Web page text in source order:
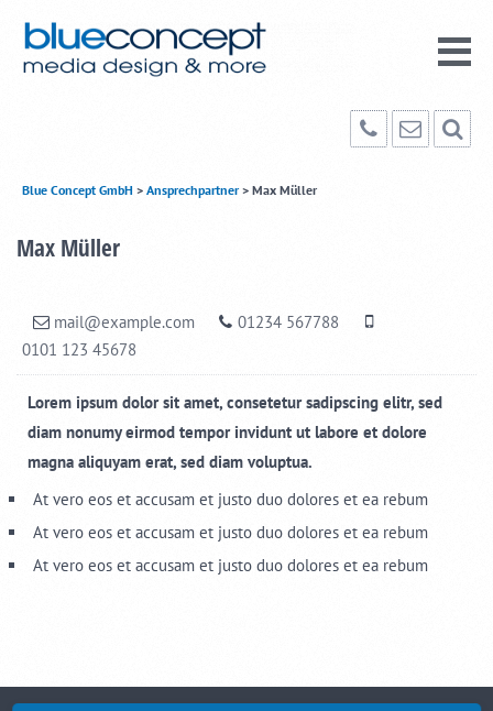
Blue Concept GmbH > Ansprechpartner> Max Müller
Max Müller
mail@example.com
01234 567788
0101 123 45678
Lorem ipsum dolor sit amet, consetetur sadipscing elitr, sed
diam nonumy eirmod tempor invidunt ut labore et dolore
magna aliquyam erat, sed diam voluptua.
At vero eos et accusam et justo duo dolores et ea rebum
At vero eos et accusam et justo duo dolores et ea rebum
At vero eos et accusam et justo duo dolores et ea rebum